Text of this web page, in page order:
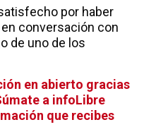
por haber
en conversación con
de uno de los
en abierto gracias
a infoLibre
que recibes